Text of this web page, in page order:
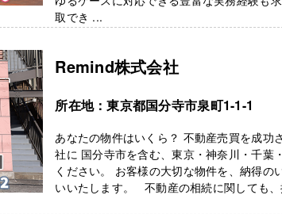
取でき ...
Remind株式会社
所在地：東京都国分寺市泉町1-1-1
あなたの物件はいくら？ 不動産売買を成
社に 国分寺市を含む、東京・神奈川・千葉
ください。 お客様の大切な物件を、納得の
いいたします。 不動産の相続に関しても